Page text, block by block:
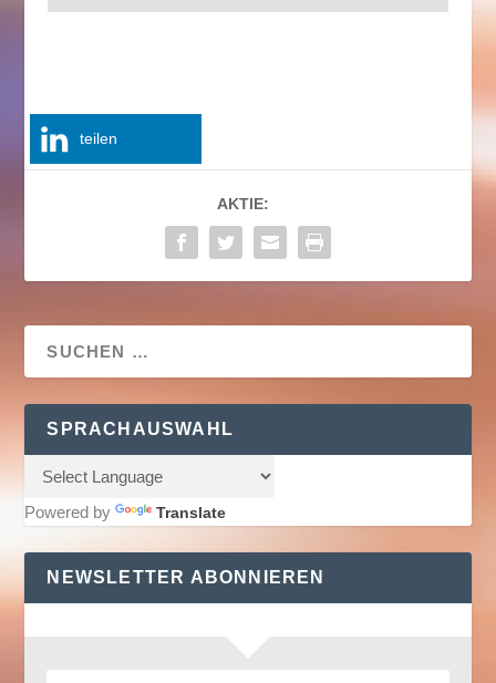
teilen
AKTIE:
SPRACHAUSWAHL
Powered by Translate
NEWSLETTER ABONNIEREN